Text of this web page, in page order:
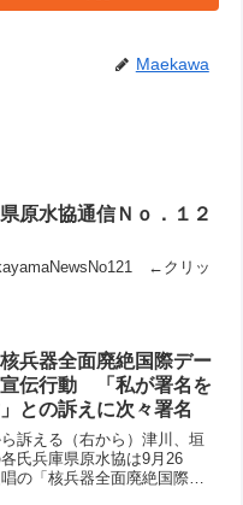
Maekawa
県原水協通信Ｎｏ．１２
←クリッ
核兵器全面廃絶国際デー
伝行動 「私が署名を
との訴えに次々署名
訴える（右から）津川、垣
氏兵庫県原水協は9月26
の「核兵器全面廃絶国際デ